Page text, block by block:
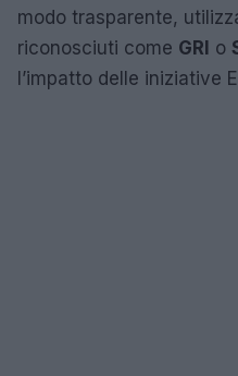
modo trasparente,
riconosciuti come GRI o
l’impatto delle iniziative